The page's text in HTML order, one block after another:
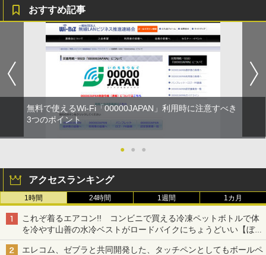
おすすめ記事
無料で使えるWi-Fi「00000JAPAN」利用時に注意すべき
3つのポイント
● ● ●
アクセスランキング
1時間 24時間 1週間 1カ月
これぞ着るエアコン!! コンビニで買える冷凍ペットボトルで体
を冷やす山善の水冷ベストがロードバイクにちょうどいい【ぼっ
ち・ざ・ろーど！その14】【空いた時間でなにしてる？】
エレコム、ゼブラと共同開発した、タッチペンとしてもボールペ